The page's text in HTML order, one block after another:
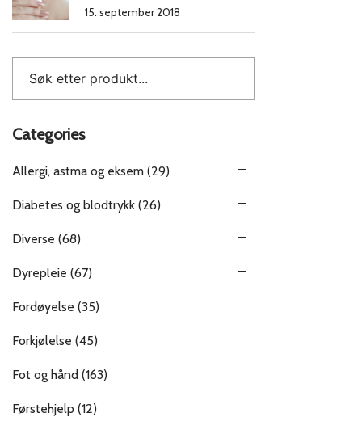
15. september 2018
Categories
Allergi, astma og eksem (29)
Diabetes og blodtrykk (26)
Diverse (68)
Dyrepleie (67)
Fordøyelse (35)
Forkjølelse (45)
Fot og hånd (163)
Førstehjelp (12)